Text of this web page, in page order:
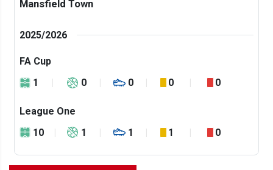
Mansfield Town
2025/2026
FA Cup
1
0 0 0 0
League One
10
1 1 1 0